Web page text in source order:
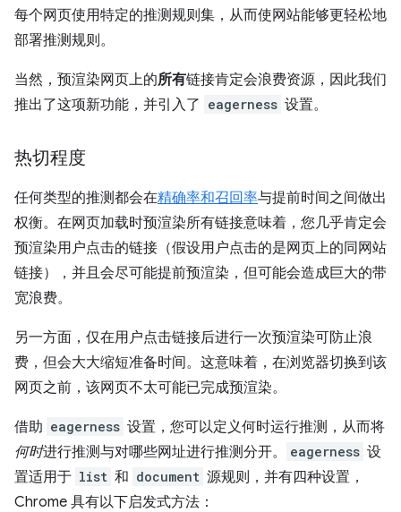
每个网页使用特定的推测规则集，从而使网站能够更轻松地
部署推测规则。
当然，预渲染网页上的所有链接肯定会浪费资源，因此我们
推出了这项新功能，并引入了 eagerness 设置。
热切程度
任何类型的推测都会在精确率和召回率与提前时间之间做出
权衡。在网页加载时预渲染所有链接意味着，您几乎肯定会
预渲染用户点击的链接（假设用户点击的是网页上的同网站
链接），并且会尽可能提前预渲染，但可能会造成巨大的带
宽浪费。
另一方面，仅在用户点击链接后进行一次预渲染可防止浪
费，但会大大缩短准备时间。这意味着，在浏览器切换到该
网页之前，该网页不太可能已完成预渲染。
借助 eagerness 设置，您可以定义何时运行推测，从而将
何时进行推测与对哪些网址进行推测分开。 eagerness 设
置适用于 list 和 document 源规则，并有四种设置，
Chrome 具有以下启发式方法：